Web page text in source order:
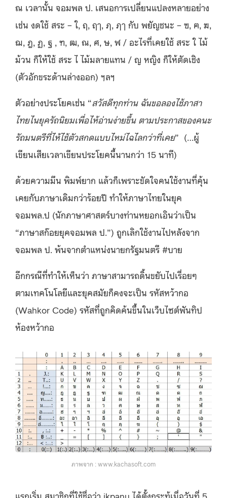
ณ เวลานั้น จอมพล ป. เสนอการเปลี่ยนแปลงหลายอย่าง
เช่น งดใช้ สระ – ใ, ฤ, ฤๅ, ฦ, ฦๅ กับ พยัญชนะ – ฃ, ฅ, ฆ,
ฌ, ฎ, ฏ, ฐ , ฑ, ฒ, ณ, ศ, ษ, ฬ / อะไรที่เคยใช้ สระ ใ ไม้
ม้วน ก็ให้ใช้ สระ ไ ไม้มลายแทน / ญ หญิง ก็ให้ตัดเชิง
(ตัวอักขระด้านล่างออก) ฯลฯ
ตัวอย่างประโยคเช่น “สวัสดีทุกท่าน ฉันขอลองไช้ภาสา
ไทยไนยุครัถนิยมเพื่อไห้อ่านง่ายขึ้น ตามประกาสของคนะ
รัถมนตรีที่ไห้ไช้ตัวสกดแบบไหม่ไฉไลกว่าที่เคย” (…ผู้
เขียนเสียเวลาเขียนประโยคนี้นานกว่า 15 นาที)
ด้วยความมึน พิมพ์ยาก แล้วก็เพราะขัดใจคนใช้งานที่คุ้น
เคยกับภาษาเดิมกว่าร้อยปี ทำให้ภาษาไทยในยุค
จอมพล.ป (นักภาษาศาสตร์บางท่านหยอกเอินว่าเป็น
“ภาษาสก๊อยยุคจอมพล ป.”) ถูกเลิกใช้งานไปหลังจาก
จอมพล ป. พ้นจากตำแหน่งนายกรัฐมนตรี #บาย
อีกกรณีที่ทำให้เห็นว่า ภาษาสามารถดิ้นขยับไปเรื่อยๆ
ตามเทคโนโลยีและยุคสมัยก็คงจะเป็น รหัสหว้ากอ
(Wahkor Code) รหัสที่ถูกคิดค้นขึ้นในเว็บไซต์พันทิป
ห้องหว้ากอ
ภาพจาก : www.kachasoft.com
แรกเริ่ม สมาชิกที่ใช้ชื่อว่า jkpanu ได้ตั้งกระทู้เมื่อวันที่ 5